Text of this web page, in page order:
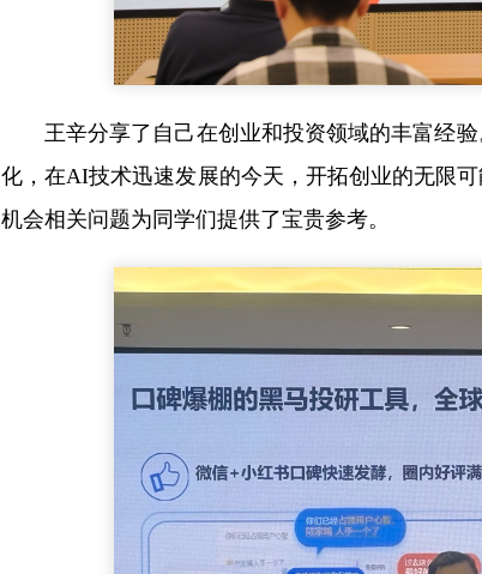
王辛分享了自己在创业和投资领域的丰富经
化，在AI技术迅速发展的今天，开拓创业的无限
机会相关问题为同学们提供了宝贵参考。